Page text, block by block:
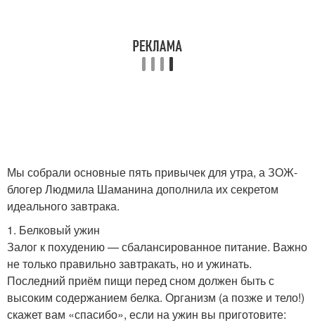
Мы собрали основные пять привычек для утра, а ЗОЖ-
блогер Людмила Шаманина дополнила их секретом
идеального завтрака.
1. Белковый ужин
Залог к похудению — сбалансированное питание. Важно
не только правильно завтракать, но и ужинать.
Последний приём пищи перед сном должен быть с
высоким содержанием белка. Организм (а позже и тело!)
скажет вам «спасибо», если на ужин вы приготовите: